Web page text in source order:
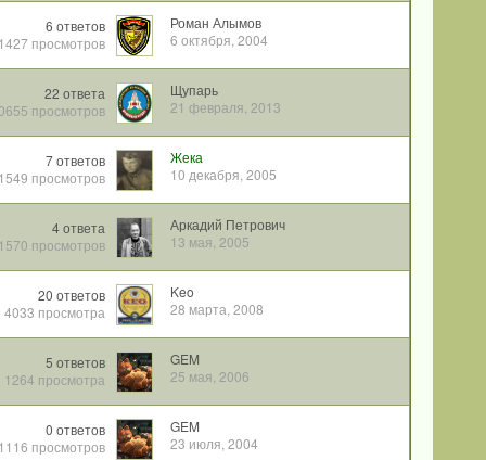
6 ответов
просмотров
Роман Алымов
6 октября, 2004
22 ответа
просмотров
Щупарь
21 февраля, 2013
7 ответов
просмотров
Жека
10 декабря, 2005
4 ответа
просмотров
Аркадий Петрович
13 мая, 2005
20 ответов
4033 просмотра
Keo
28 марта, 2008
5 ответов
1264 просмотра
GEM
25 мая, 2006
0 ответов
просмотров
GEM
23 июля, 2004